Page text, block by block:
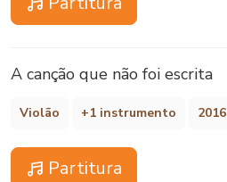
A canção que não foi escrita
Violão +1 instrumento 2016
Partitura